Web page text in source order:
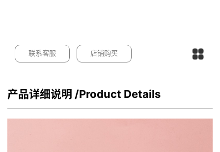
联系客服 店铺购买
产品详细说明 /Product Details